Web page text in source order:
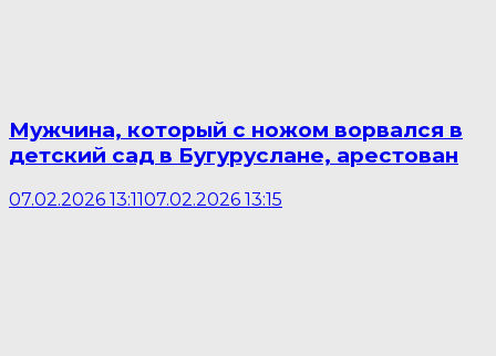
Мужчина, который с ножом ворвался в
детский сад в Бугуруслане, арестован
07.02.2026 13:1107.02.2026 13:15